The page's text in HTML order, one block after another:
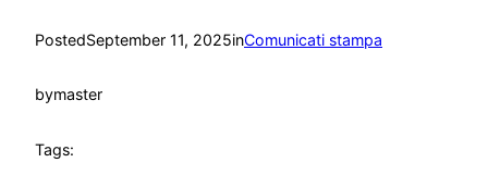
PostedSeptember 11, 2025inComunicati stampa
bymaster
Tags: